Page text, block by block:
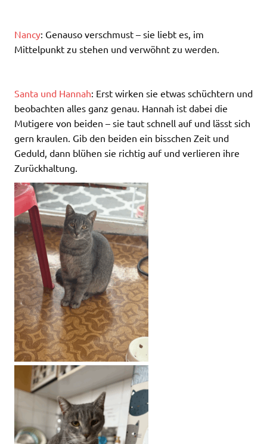
Nancy: Genauso verschmust – sie liebt es, im
Mittelpunkt zu stehen und verwöhnt zu werden.
Santa und Hannah: Erst wirken sie etwas schüchtern und
beobachten alles ganz genau. Hannah ist dabei die
Mutigere von beiden – sie taut schnell auf und lässt sich
gern kraulen. Gib den beiden ein bisschen Zeit und
Geduld, dann blühen sie richtig auf und verlieren ihre
Zurückhaltung.